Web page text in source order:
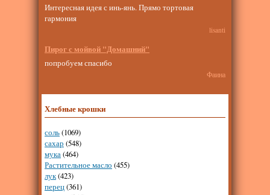
Интересная идея с инь-янь. Прямо тортовая
гармония
lisanti
Пирог с мойвой "Домашний"
попробуем спасибо
Фаина
Хлебные крошки
соль(1069)
сахар (548)
мука(464)
Растительное масло (455)
лук(423)
перец(361)